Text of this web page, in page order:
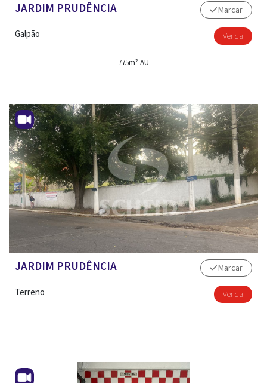
JARDIM PRUDÊNCIA
Galpão
Marcar
Venda
775m² AU
JARDIM PRUDÊNCIA
Terreno
Marcar
Venda